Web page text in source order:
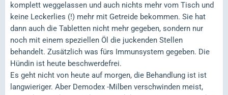
komplett weggelassen und auch nichts mehr vom Tisch und
keine Leckerlies (!) mehr mit Getreide bekommen. Sie hat
dann auch die Tabletten nicht mehr gegeben, sondern nur
noch mit einem speziellen Öl die juckenden Stellen
behandelt. Zusätzlich was fürs Immunsystem gegeben. Die
Hündin ist heute beschwerdefrei.
Es geht nicht von heute auf morgen, die Behandlung ist ist
langwieriger. Aber Demodex -Milben verschwinden meist,